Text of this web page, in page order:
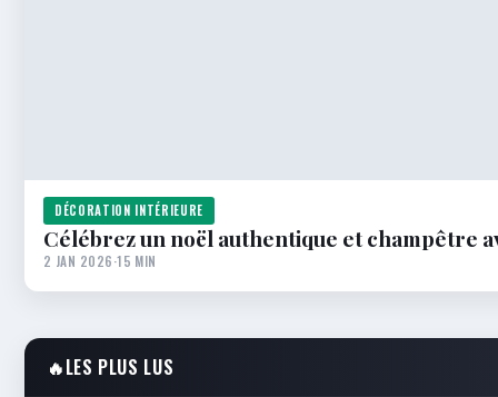
DÉCORATION INTÉRIEURE
Célébrez un noël authentique et champêtre
2 JAN 2026·15 MIN
🔥LES PLUS LUS